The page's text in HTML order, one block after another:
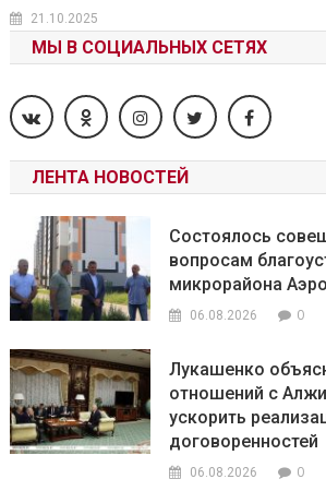
21.10.2025
МЫ В СОЦИАЛЬНЫХ СЕТЯХ
ЛЕНТА НОВОСТЕЙ
Состоялось
вопросам
микрорайона
06.08.2026 0
Лукашенко
отношений с
ускорить
договоренностей
06.08.2026 0